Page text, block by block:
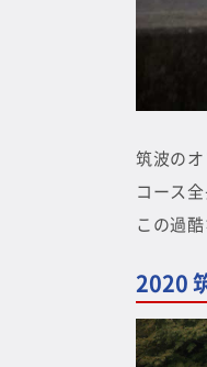
筑波の
コース
この過
2020